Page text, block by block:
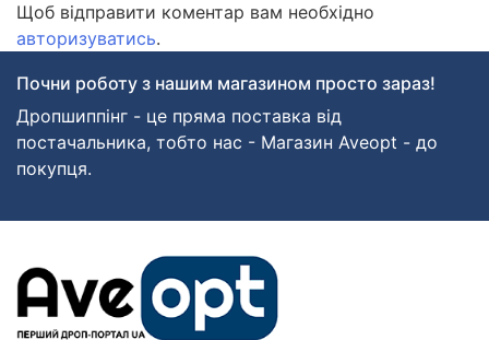
Щоб відправити коментар вам необхідно
авторизуватись.
Почни роботу з нашим магазином просто зараз!
Дропшиппінг - це пряма поставка від
постачальника, тобто нас - Магазин Aveopt - до
покупця.